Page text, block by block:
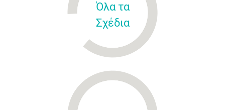
Όλα τα
Σχέδια